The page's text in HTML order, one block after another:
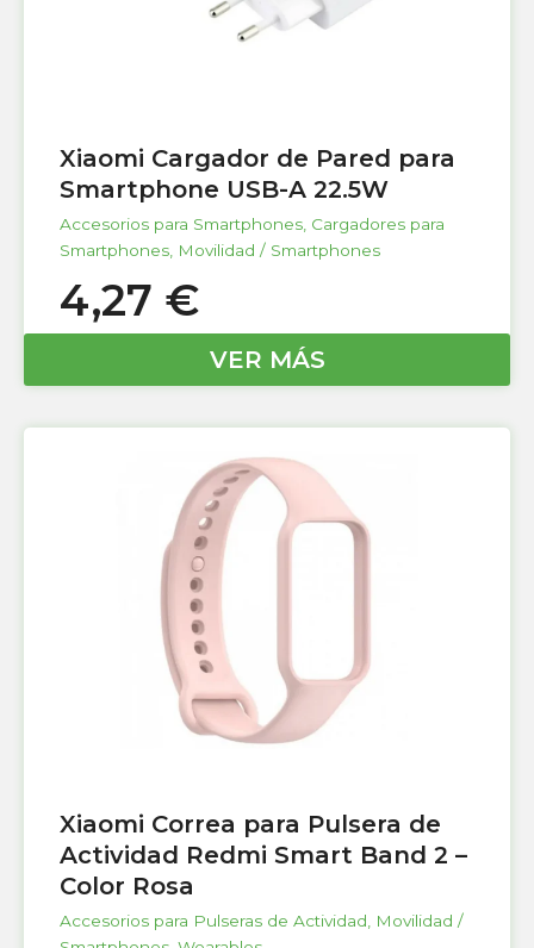
Xiaomi Cargador de Pared para
Smartphone USB-A 22.5W
Accesorios para Smartphones, Cargadores para
Smartphones, Movilidad / Smartphones
4,27 €
VER MÁS
Xiaomi Correa para Pulsera de
Actividad Redmi Smart Band 2 –
Color Rosa
Accesorios para Pulseras de Actividad, Movilidad /